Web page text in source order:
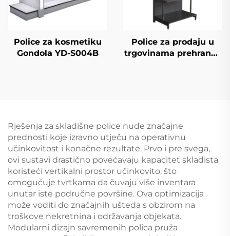
Police za kosmetiku
Gondola YD-S004B
Police za prodaju u
trgovinama prehrane i
Rješenja za skladišne police nude značajne
prednosti koje izravno utječu na operativnu
učinkovitost i konačne rezultate. Prvo i pre svega,
ovi sustavi drastično povećavaju kapacitet skladista
koristeći vertikalni prostor učinkovito, što
omogućuje tvrtkama da čuvaju više inventara
unutar iste područne površine. Ova optimizacija
može voditi do značajnih ušteda s obzirom na
troškove nekretnina i održavanja objekata.
Modularni dizajn savremenih polica pruža